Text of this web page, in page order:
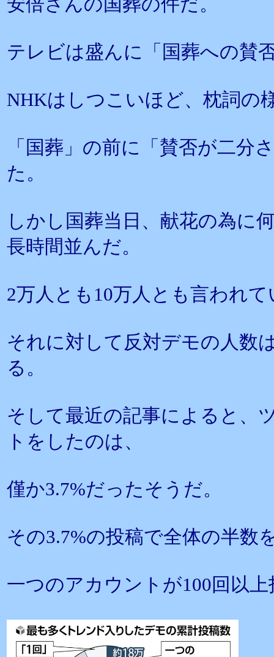
テレビは盛んに「国葬への賛
NHKはしつこいほど、枕詞の
「国葬」の前に「賛否が二分
た。
しかし国葬当日、献花の為に
長時間並んだ。
2万人とも10万人とも言われて
それに対して反対デモの人数
る。
そして最近の記事によると、
トをしたのは、
僅か3.7%だったそうだ。
その3.7%の投稿で全体の半数
一つのアカウントが100回以